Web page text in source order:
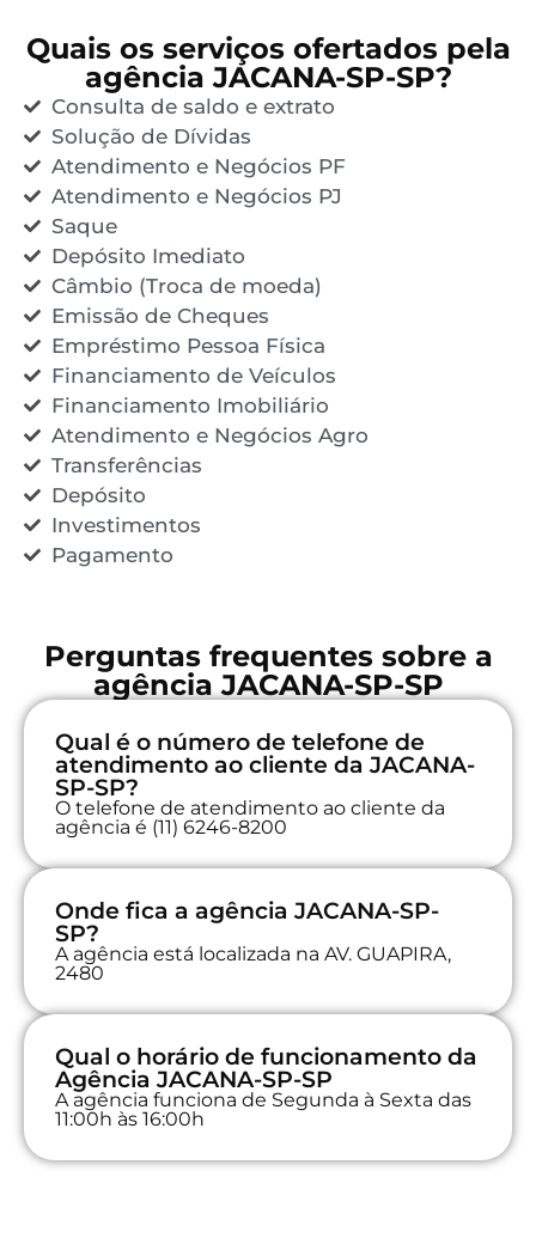
Quais os serviços ofertados pela
agência JACANA-SP-SP?
Consulta de saldo e extrato
Solução de Dívidas
Atendimento e Negócios PF
Atendimento e Negócios PJ
Saque
Depósito Imediato
Câmbio (Troca de moeda)
Emissão de Cheques
Empréstimo Pessoa Física
Financiamento de Veículos
Financiamento Imobiliário
Atendimento e Negócios Agro
Transferências
Depósito
Investimentos
Pagamento
Perguntas frequentes sobre a
agência JACANA-SP-SP
Qual é o número de telefone de
atendimento ao cliente da JACANA-
SP-SP?
O telefone de atendimento ao cliente da
agência é (11) 6246-8200
Onde fica a agência JACANA-SP-
SP?
A agência está localizada na AV. GUAPIRA,
2480
Qual o horário de funcionamento da
Agência JACANA-SP-SP
A agência funciona de Segunda à Sexta das
11:00h às 16:00h